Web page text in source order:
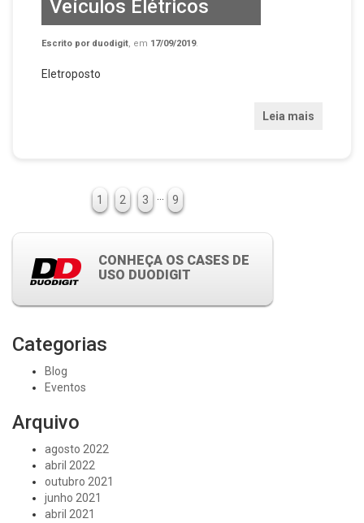
Veículos Elétricos
Escrito por duodigit, em 17/09/2019.
Eletroposto
Leia mais
1 2 3 … 9
CONHEÇA OS CASES DE
USO DUODIGIT
Categorias
Blog
Eventos
Arquivo
agosto 2022
abril 2022
outubro 2021
junho 2021
abril 2021